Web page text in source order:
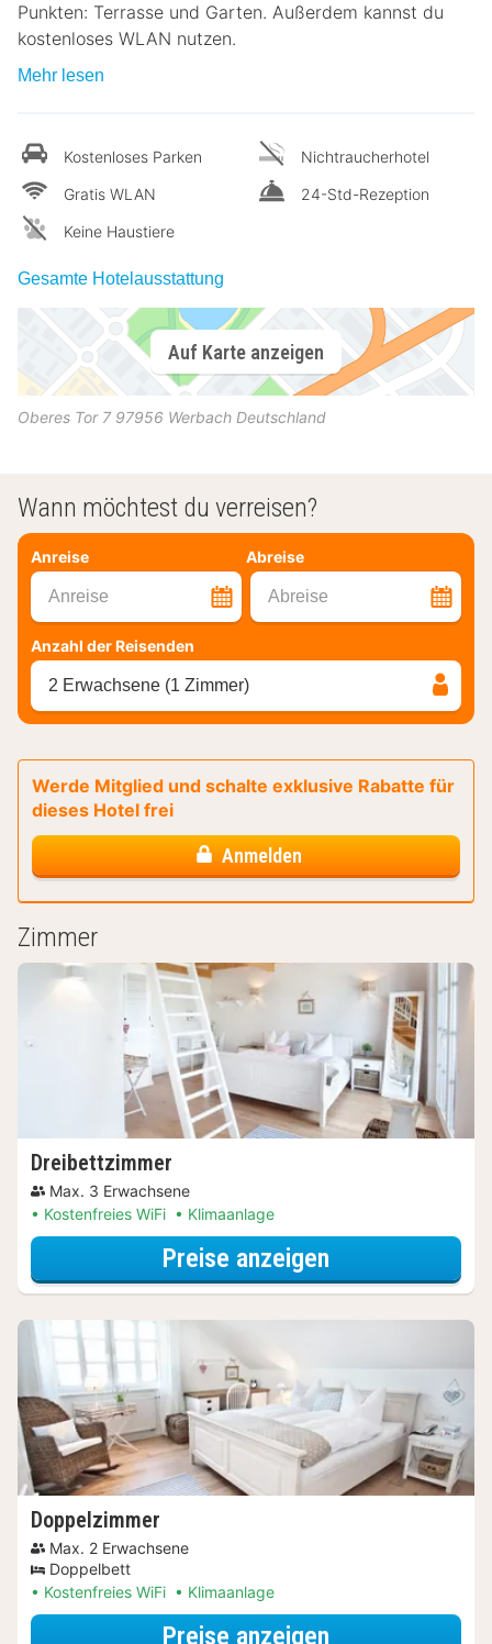
Punkten: Terrasse und Garten. Außerdem kannst du
kostenloses WLAN nutzen.
Mehr lesen
Kostenloses Parken
Gratis WLAN
Keine Haustiere
Nichtraucherhotel
24-Std-Rezeption
Gesamte Hotelausstattung
Auf Karte anzeigen
Oberes Tor 7 97956 Werbach Deutschland
Wann möchtest du verreisen?
Anreise Abreise
Anreise Abreise
Anzahl der Reisenden
2 Erwachsene (1 Zimmer)
Werde Mitglied und schalte exklusive Rabatte für
dieses Hotel frei
Anmelden
Zimmer
Dreibettzimmer
Max. 3 Erwachsene
Kostenfreies WiFi
Klimaanlage
Preise anzeigen
Doppelzimmer
Max. 2 Erwachsene
Doppelbett
Kostenfreies WiFi
Klimaanlage
Preise anzeigen